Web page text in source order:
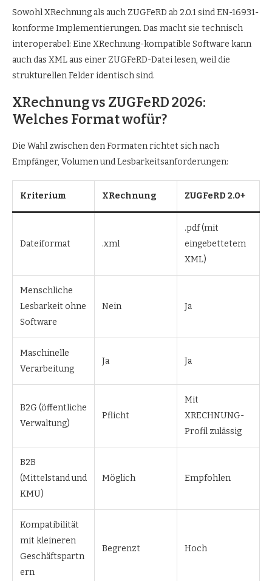
Sowohl XRechnung als auch ZUGFeRD ab 2.0.1 sind EN-16931-
konforme Implementierungen. Das macht sie technisch
interoperabel: Eine XRechnung-kompatible Software kann
auch das XML aus einer ZUGFeRD-Datei lesen, weil die
strukturellen Felder identisch sind.
XRechnung vs ZUGFeRD 2026:
Welches Format wofür?
Die Wahl zwischen den Formaten richtet sich nach
Empfänger, Volumen und Lesbarkeitsanforderungen:
Kriterium XRechnung ZUGFeRD 2.0+
Dateiformat .xml
.pdf (mit
eingebettetem
XML)
Menschliche
Lesbarkeit ohne
Software
Nein Ja
Maschinelle
Verarbeitung
Ja Ja
B2G (öffentliche
Verwaltung)
Pflicht
Mit
XRECHNUNG-
Profil zulässig
B2B
(Mittelstand und
KMU)
Möglich Empfohlen
Kompatibilität
mit kleineren
Geschäftspartn
ern
Begrenzt Hoch